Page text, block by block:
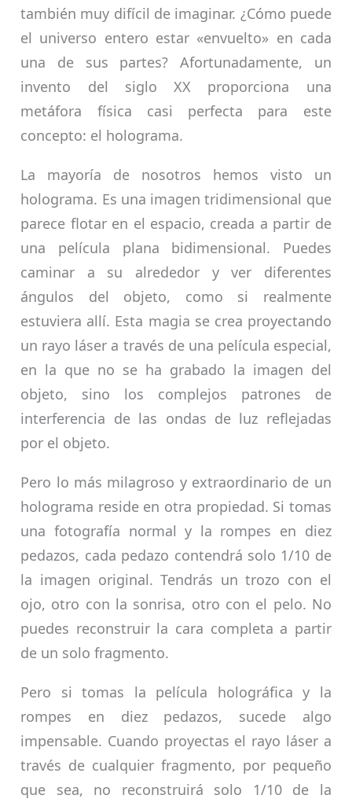
también muy difícil de imaginar. ¿Cómo puede
el universo entero estar «envuelto» en cada
una de sus partes? Afortunadamente, un
invento del siglo XX proporciona una
metáfora física casi perfecta para este
concepto: el holograma.
La mayoría de nosotros hemos visto un
holograma. Es una imagen tridimensional que
parece flotar en el espacio, creada a partir de
una película plana bidimensional. Puedes
caminar a su alrededor y ver diferentes
ángulos del objeto, como si realmente
estuviera allí. Esta magia se crea proyectando
un rayo láser a través de una película especial,
en la que no se ha grabado la imagen del
objeto, sino los complejos patrones de
interferencia de las ondas de luz reflejadas
por el objeto.
Pero lo más milagroso y extraordinario de un
holograma reside en otra propiedad. Si tomas
una fotografía normal y la rompes en diez
pedazos, cada pedazo contendrá solo 1/10 de
la imagen original. Tendrás un trozo con el
ojo, otro con la sonrisa, otro con el pelo. No
puedes reconstruir la cara completa a partir
de un solo fragmento.
Pero si tomas la película holográfica y la
rompes en diez pedazos, sucede algo
impensable. Cuando proyectas el rayo láser a
través de cualquier fragmento, por pequeño
que sea, no reconstruirá solo 1/10 de la